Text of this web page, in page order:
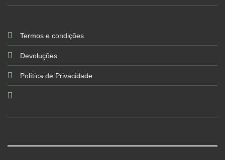
Termos e condições
Devoluções
Política de Privacidade